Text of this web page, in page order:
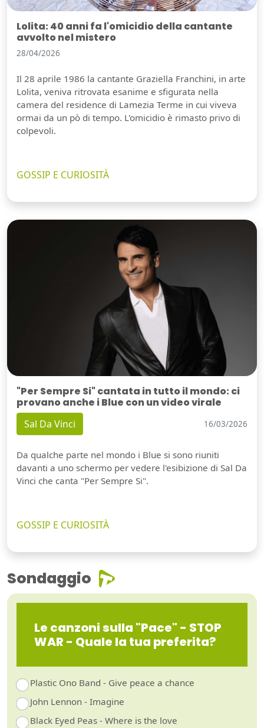
Lolita: 40 anni fa l'omicidio della cantante
avvolto nel mistero
28/04/2026
Il 28 aprile 1986 la cantante Graziella Franchini, in arte
Lolita, veniva ritrovata esanime e sfigurata nella
camera del residence di Lamezia Terme in cui viveva
ormai da un pò di tempo. L'omicidio è rimasto privo di
colpevoli.
GOSSIP E CURIOSITÀ
"Per Sempre Si" cantata in tutto il mondo: ci
provano anche i Blue con un video virale
Sal Da Vinci 16/03/2026
Da qualche parte nel mondo i Blue si sono riuniti
davanti a uno schermo per vedere l'esibizione di Sal Da
Vinci che canta "Per Sempre Si".
GOSSIP E CURIOSITÀ
Sondaggio
Le canzoni sulla "Pace" - STOP
WAR - Quale la tua preferita?
Plastic Ono Band - Give peace a chance
John Lennon - Imagine
Black Eyed Peas - Where is the love